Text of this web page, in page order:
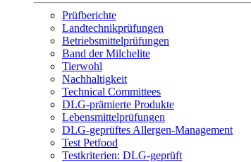
Prüfberichte
Landtechnikprüfungen
Betriebsmittelprüfungen
Band der Milchelite
Tierwohl
Nachhaltigkeit
Technical Committees
DLG-prämierte Produkte
Lebensmittelprüfungen
DLG-geprüftes Allergen-Management
Test Petfood
Testkriterien: DLG-geprüft